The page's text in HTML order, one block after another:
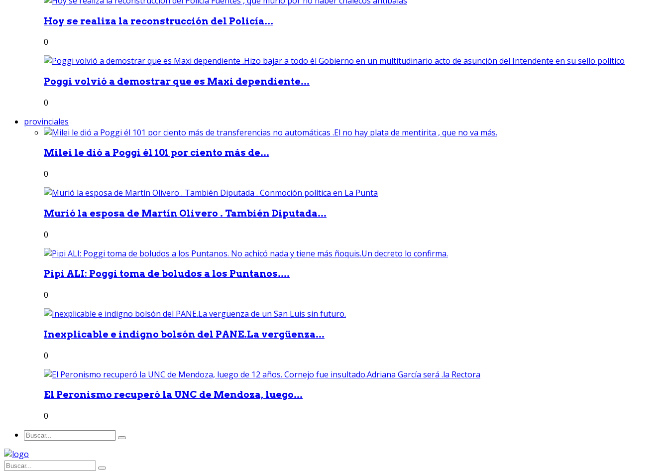
Hoy se realiza la reconstrucción del Policía...
0
Poggi volvió a demostrar que es Maxi dependiente...
0
provinciales
Milei le dió a Poggi él 101 por ciento más de...
0
Murió la esposa de Martín Olivero . También Diputada...
0
Pipi ALI: Poggi toma de boludos a los Puntanos....
0
Inexplicable e indigno bolsón del PANE.La vergüenza...
0
El Peronismo recuperó la UNC de Mendoza, luego...
0